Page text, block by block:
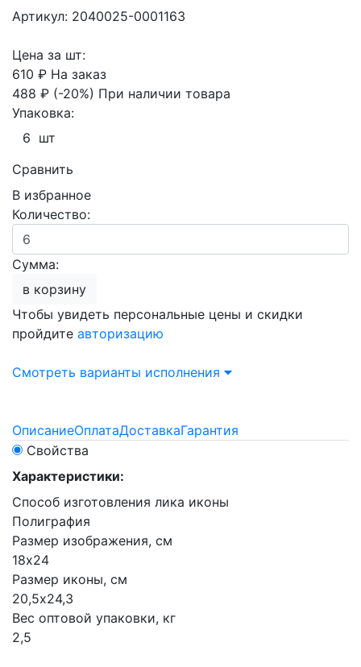
Артикул: 2040025-0001163
Цена за шт:
610 ₽ На заказ
488 ₽ (-20%) При наличии товара
Упаковка:
6 шт
Сравнить
В избранное
Количество:
Сумма:
в корзину
Чтобы увидеть персональные цены и скидки
пройдите авторизацию
Смотреть варианты исполнения
ОписаниеОплатаДоставкаГарантия
Свойства
Характеристики:
Способ изготовления лика иконы
Полиграфия
Размер изображения, см
18х24
Размер иконы, см
20,5х24,3
Вес оптовой упаковки, кг
2,5